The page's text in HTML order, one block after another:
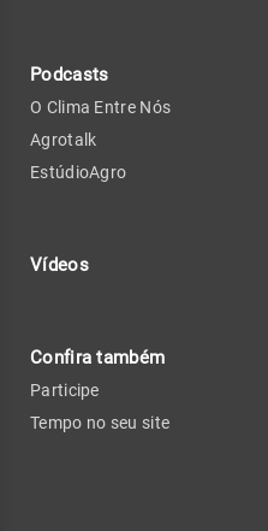
Podcasts
O Clima Entre Nós
Agrotalk
EstúdioAgro
Vídeos
Confira também
Participe
Tempo no seu site